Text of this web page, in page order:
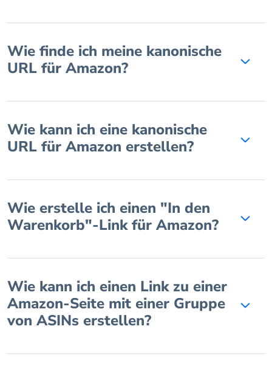
Wie finde ich meine kanonische
URL für Amazon?
Wie kann ich eine kanonische
URL für Amazon erstellen?
Wie erstelle ich einen "In den
Warenkorb"-Link für Amazon?
Wie kann ich einen Link zu einer
Amazon-Seite mit einer Gruppe
von ASINs erstellen?